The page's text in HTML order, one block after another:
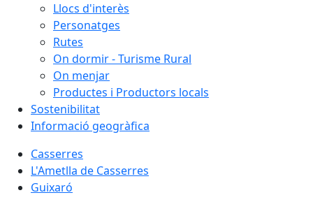
Llocs d'interès
Personatges
Rutes
On dormir - Turisme Rural
On menjar
Productes i Productors locals
Sostenibilitat
Informació geogràfica
Casserres
L'Ametlla de Casserres
Guixaró